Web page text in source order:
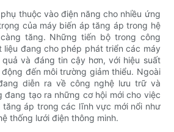
thuộc vào điện năng cho nhiều ứng
của máy biến áp tăng áp trong hệ
tăng. Những tiến bộ trong công
liệu đang cho phép phát triển các máy
và đáng tin cậy hơn, với hiệu suất
đến môi trường giảm thiểu. Ngoài
diễn ra về công nghệ lưu trữ và
đang tạo ra những cơ hội mới cho việc
áp trong các lĩnh vực mới nổi như
thống lưới điện thông minh.